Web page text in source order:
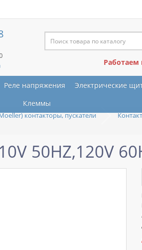
Работаем
Реле напряжения Электрические
Клеммы
контакторы, пускатели
50HZ,120V